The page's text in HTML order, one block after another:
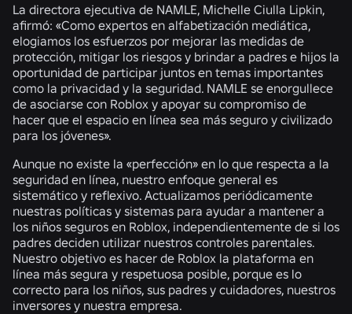
La directora ejecutiva de NAMLE, Michelle Ciulla Lipkin,
afirmó: «Como expertos en alfabetización mediática,
elogiamos los esfuerzos por mejorar las medidas de
protección, mitigar los riesgos y brindar a padres e hijos la
oportunidad de participar juntos en temas importantes
como la privacidad y la seguridad. NAMLE se enorgullece
de asociarse con Roblox y apoyar su compromiso de
hacer que el espacio en línea sea más seguro y civilizado
para los jóvenes».
Aunque no existe la «perfección» en lo que respecta a la
seguridad en línea, nuestro enfoque general es
sistemático y reflexivo. Actualizamos periódicamente
nuestras políticas y sistemas para ayudar a mantener a
los niños seguros en Roblox, independientemente de si los
padres deciden utilizar nuestros controles parentales.
Nuestro objetivo es hacer de Roblox la plataforma en
línea más segura y respetuosa posible, porque es lo
correcto para los niños, sus padres y cuidadores, nuestros
inversores y nuestra empresa.